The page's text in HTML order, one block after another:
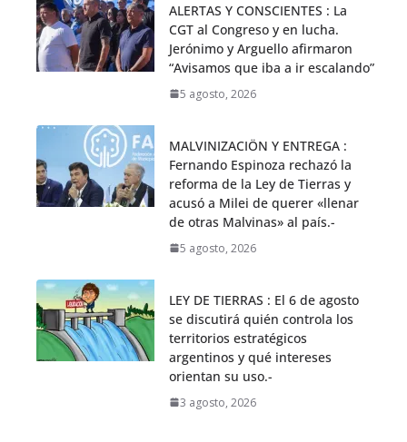
ALERTAS Y CONSCIENTES : La
CGT al Congreso y en lucha.
Jerónimo y Arguello afirmaron
“Avisamos que iba a ir escalando”
5 agosto, 2026
MALVINIZACIÖN Y ENTREGA :
Fernando Espinoza rechazó la
reforma de la Ley de Tierras y
acusó a Milei de querer «llenar
de otras Malvinas» al país.-
5 agosto, 2026
LEY DE TIERRAS : El 6 de agosto
se discutirá quién controla los
territorios estratégicos
argentinos y qué intereses
orientan su uso.-
3 agosto, 2026